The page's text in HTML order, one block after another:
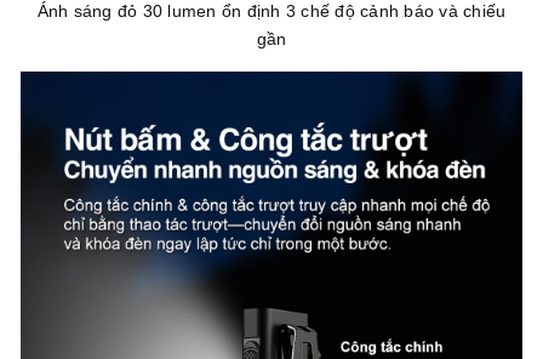
Ánh sáng đỏ 30 lumen ổn định 3 chế độ cảnh báo và chiếu
gần